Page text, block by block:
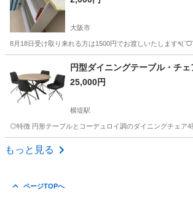
大阪市
ダイニングセット カウンター
円型ダイニングテーブル・チェ
25,000円
横堤駅
◎特徴 円形テーブルとコーデュロイ調のダイニングチェア
大阪 大阪市
もっと見る
ページTOPへ